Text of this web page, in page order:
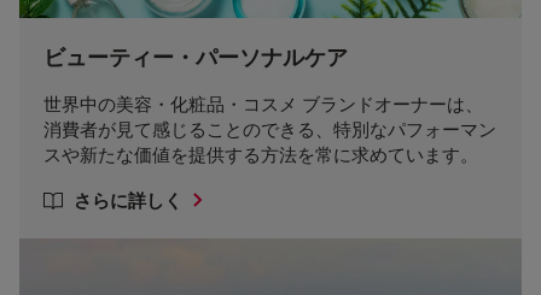
ビューティー・パーソナルケア
世界中の美容・化粧品・コスメ ブランドオーナーは、
消費者が見て感じることのできる、特別なパフォーマン
スや新たな価値を提供する方法を常に求めています。
さらに詳しく